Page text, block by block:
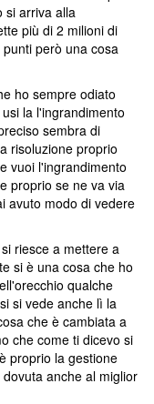
si arriva alla
più di 2 milioni di
però una cosa
ho sempre odiato
la l'ingrandimento
sembra di
risoluzione proprio
vuoi l'ingrandimento
proprio se ne va via
avuto modo di vedere
riesce a mettere a
si è una cosa che ho
qualche
si vede anche lì la
che è cambiata a
che come ti dicevo si
proprio la gestione
anche al miglior